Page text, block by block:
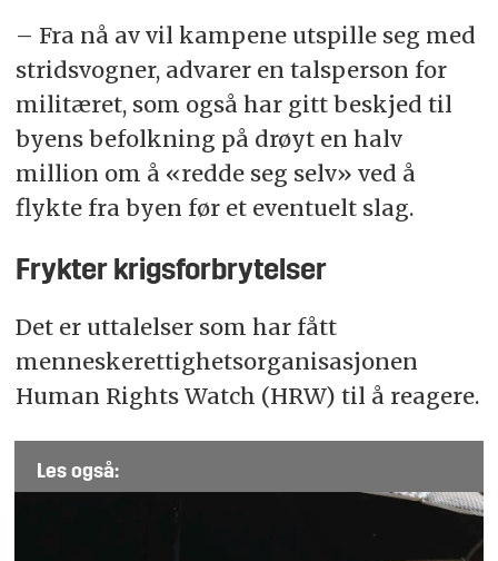
– Fra nå av vil kampene utspille seg med
stridsvogner, advarer en talsperson for
militæret, som også har gitt beskjed til
byens befolkning på drøyt en halv
million om å «redde seg selv» ved å
flykte fra byen før et eventuelt slag.
Frykter krigsforbrytelser
Det er uttalelser som har fått
menneskerettighetsorganisasjonen
Human Rights Watch (HRW) til å reagere.
Les også: